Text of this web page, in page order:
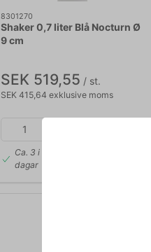
8301270
Shaker 0,7 liter Blå Nocturn Ø
9 cm
SEK 519,55 / st.
SEK 415,64 exklusive moms
Ca. 3 i lager
dagar